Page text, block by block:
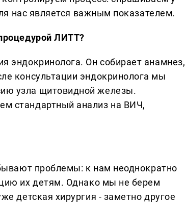
нас является важным показателем.
ЛИТТ?
эндокринолога. Он собирает анамнез,
консультации эндокринолога мы
узла щитовидной железы.
стандартный анализ на ВИЧ,
проблемы: к нам неоднократно
их детям. Однако мы не берем
детская хирургия - заметно другое